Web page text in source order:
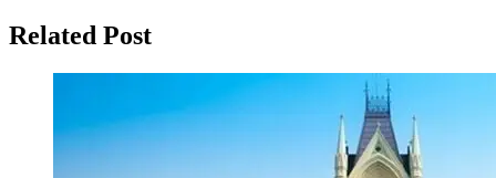
Related Post